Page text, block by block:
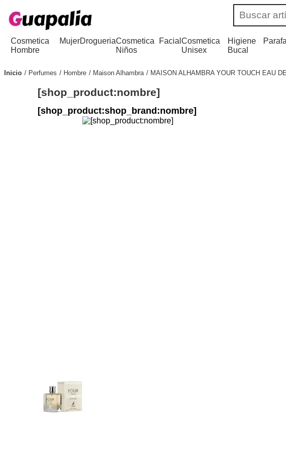
Cosmetica
Hombre
MujerDrogueriaCosmetica
Niños
FacialCosmetica
Unisex
Higiene
Bucal
Inicio Perfumes Hombre Maison Alhambra MAISON ALHAMBRA YOUR TOUCH EAU
[shop_product:nombre]
[shop_product:shop_brand:nombre]